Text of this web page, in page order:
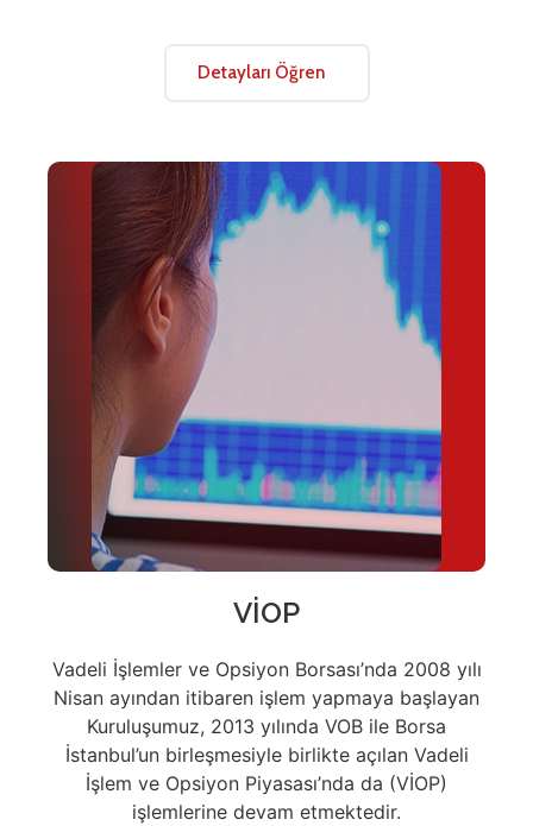
Detayları Öğren
VİOP
Vadeli İşlemler ve Opsiyon Borsası’nda 2008 yılı
Nisan ayından itibaren işlem yapmaya başlayan
Kuruluşumuz, 2013 yılında VOB ile Borsa
İstanbul’un birleşmesiyle birlikte açılan Vadeli
İşlem ve Opsiyon Piyasası’nda da (VİOP)
işlemlerine devam etmektedir.